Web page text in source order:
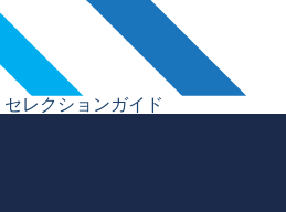
セレクションガイド